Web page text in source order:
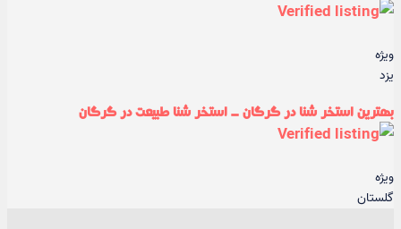
ویژه
یزد
بهترین استخر شنا در گرگان - استخر شنا طبیعت در گرگان
ویژه
گلستان